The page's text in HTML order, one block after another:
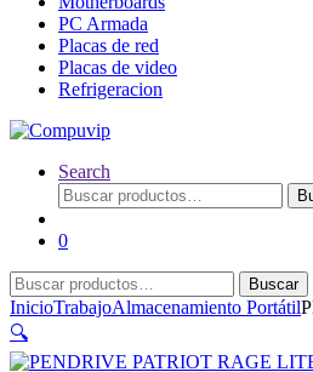
PC Armada
Placas de red
Placas de video
Refrigeracion
Search
Buscar
por:
0
Buscar
por:
Buscar
InicioTrabajoAlmacenamiento Portátil
🔍